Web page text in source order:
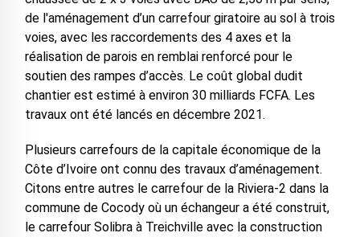
de l'aménagement d’un carrefour giratoire au sol à trois
voies, avec les raccordements des 4 axes et la
réalisation de parois en remblai renforcé pour le
soutien des rampes d’accès. Le coût global dudit
chantier est estimé à environ 30 milliards FCFA. Les
travaux ont été lancés en décembre 2021.
Plusieurs carrefours de la capitale économique de la
Côte d’Ivoire ont connu des travaux d’aménagement.
Citons entre autres le carrefour de la Riviera-2 dans la
commune de Cocody où un échangeur a été construit,
le carrefour Solibra à Treichville avec la construction